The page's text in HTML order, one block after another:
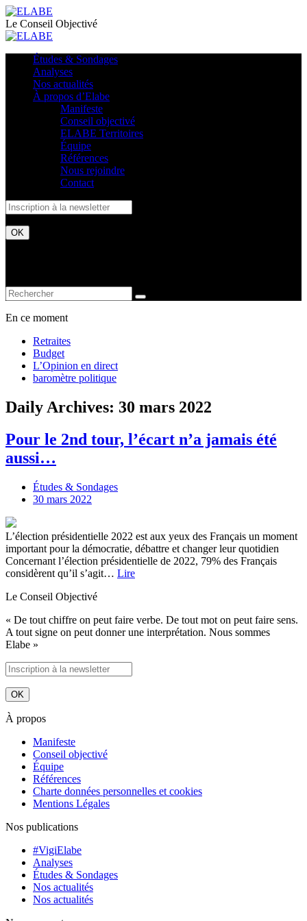
Le Conseil Objectivé
Études & Sondages
Analyses
Nos actualités
À propos d’Elabe
Manifeste
Conseil objectivé
ELABE Territoires
Équipe
Références
Nous rejoindre
Contact
En ce moment
Retraites
Budget
L’Opinion en direct
baromètre politique
Daily Archives: 30 mars 2022
Pour le 2nd tour, l’écart n’a jamais été
aussi…
Études & Sondages
30 mars 2022
L’élection présidentielle 2022 est aux yeux des Français un moment
important pour la démocratie, débattre et changer leur quotidien
Concernant l’élection présidentielle de 2022, 79% des Français
considèrent qu’il s’agit… Lire
Le Conseil Objectivé
« De tout chiffre on peut faire verbe. De tout mot on peut faire sens.
A tout signe on peut donner une interprétation. Nous sommes
Elabe »
À propos
Manifeste
Conseil objectivé
Équipe
Références
Charte données personnelles et cookies
Mentions Légales
Nos publications
#VigiElabe
Analyses
Études & Sondages
Nos actualités
Nos actualités